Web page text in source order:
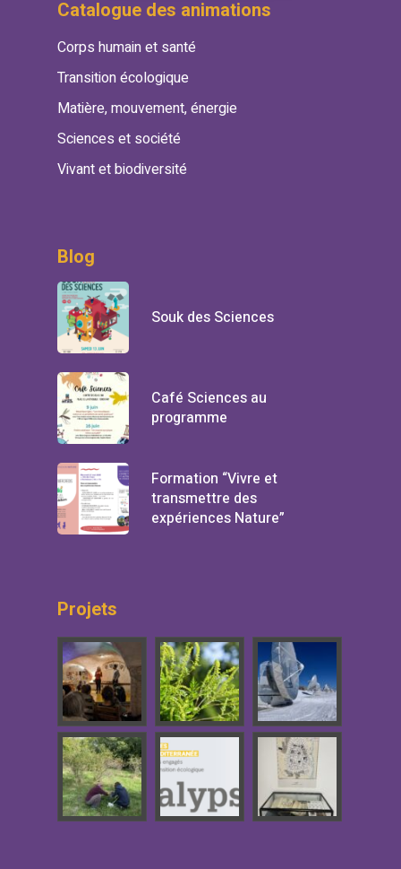
Catalogue des animations
Corps humain et santé
Transition écologique
Matière, mouvement, énergie
Sciences et société
Vivant et biodiversité
Blog
Souk des Sciences
Café Sciences au
programme
Formation “Vivre et
transmettre des
expériences Nature”
Projets